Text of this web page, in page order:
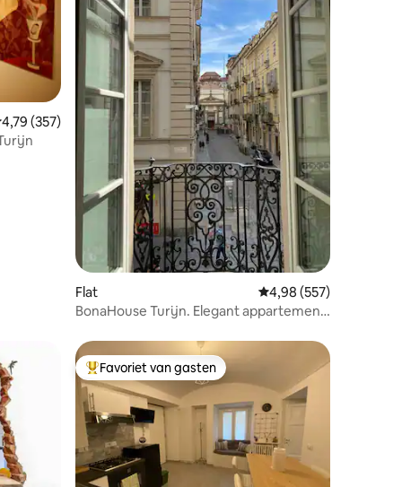
beoordeling van 4,79 op 5, 357 recensies
4,79 (357)
Flat Gemiddelde
4,98 (557)
BonaHouse Turijn. Elegant appartement
Topfavoriet van gasten
Favoriet van gasten